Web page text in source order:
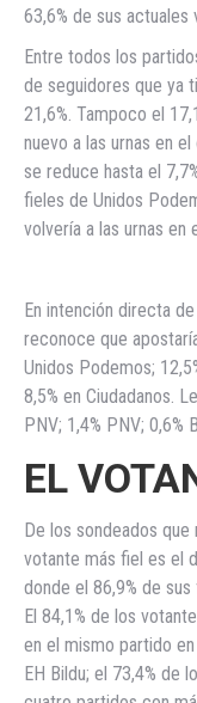
63,6% de sus actuales
Entre todos los
de seguidores que ya
21,6%. Tampoco el
nuevo a las urnas en
se reduce hasta el
fieles de Unidos
volvería a las urnas en
En intención directa
reconoce que
Unidos Podemos;
8,5% en Ciudadanos.
PNV; 1,4% PNV; 0,6%
EL
De los sondeados
votante más fiel es el
donde el 86,9% de
El 84,1% de los
en el mismo partido
EH Bildu; el 73,4% de